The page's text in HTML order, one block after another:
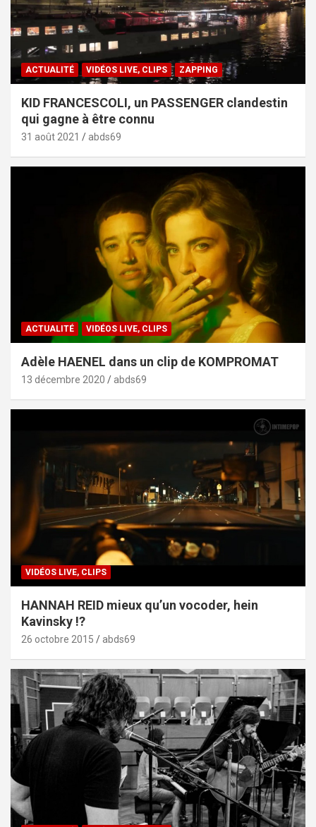
ACTUALITÉ VIDÉOS LIVE, CLIPS ZAPPING
KID FRANCESCOLI, un PASSENGER clandestin
qui gagne à être connu
31 août 2021 abds69
ACTUALITÉ VIDÉOS LIVE, CLIPS
Adèle HAENEL dans un clip de KOMPROMAT
13 décembre 2020 abds69
VIDÉOS LIVE, CLIPS
HANNAH REID mieux qu’un vocoder, hein
Kavinsky !?
26 octobre 2015 abds69